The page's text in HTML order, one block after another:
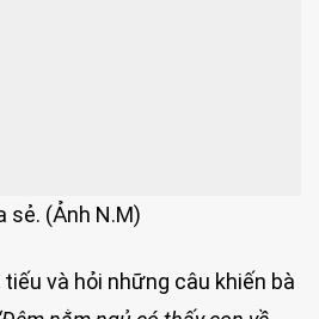
sẻ. (Ảnh N.M)
và hỏi những câu khiến bà